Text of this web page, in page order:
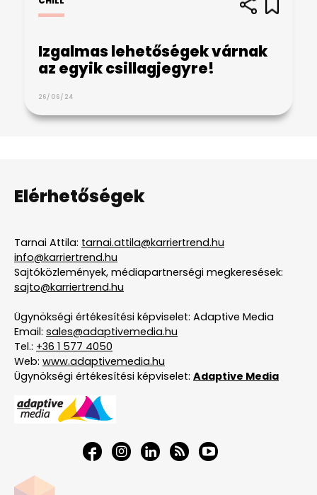
Izgalmas lehetőségek várnak
az egyik csillagjegyre!
26/06/24
Elérhetőségek
Tarnai Attila: tarnai.attila@karriertrend.hu
info@karriertrend.hu
Sajtóközlemények, médiapartnerségi megkeresések:
sajto@karriertrend.hu
Ügynökségi értékesítési képviselet: Adaptive Media
Email: sales@adaptivemedia.hu
Tel.: +36 1 577 4050
Web: www.adaptivemedia.hu
Ügynökségi értékesítési képviselet: Adaptive Media